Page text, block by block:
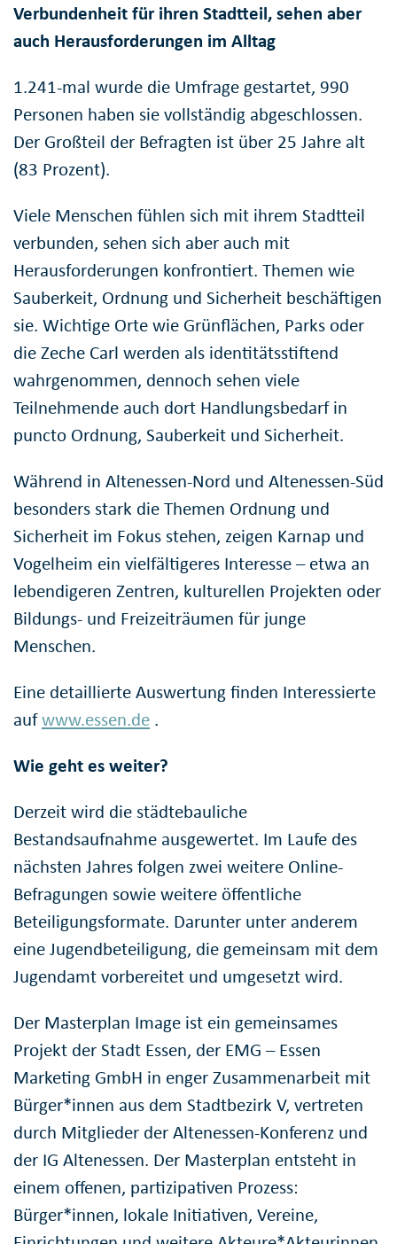
Verbundenheit für ihren Stadtteil, sehen aber
auch Herausforderungen im Alltag
1.241-mal wurde die Umfrage gestartet, 990
Personen haben sie vollständig abgeschlossen.
Der Großteil der Befragten ist über 25 Jahre alt
(83 Prozent).
Viele Menschen fühlen sich mit ihrem Stadtteil
verbunden, sehen sich aber auch mit
Herausforderungen konfrontiert. Themen wie
Sauberkeit, Ordnung und Sicherheit beschäftigen
sie. Wichtige Orte wie Grünflächen, Parks oder
die Zeche Carl werden als identitätsstiftend
wahrgenommen, dennoch sehen viele
Teilnehmende auch dort Handlungsbedarf in
puncto Ordnung, Sauberkeit und Sicherheit.
Während in Altenessen-Nord und Altenessen-Süd
besonders stark die Themen Ordnung und
Sicherheit im Fokus stehen, zeigen Karnap und
Vogelheim ein vielfältigeres Interesse – etwa an
lebendigeren Zentren, kulturellen Projekten oder
Bildungs- und Freizeiträumen für junge
Menschen.
Eine detaillierte Auswertung finden Interessierte
aufwww.essen.de .
Wie geht es weiter?
Derzeit wird die städtebauliche
Bestandsaufnahme ausgewertet. Im Laufe des
nächsten Jahres folgen zwei weitere Online-
Befragungen sowie weitere öffentliche
Beteiligungsformate. Darunter unter anderem
eine Jugendbeteiligung, die gemeinsam mit dem
Jugendamt vorbereitet und umgesetzt wird.
Der Masterplan Image ist ein gemeinsames
Projekt der Stadt Essen, der EMG – Essen
Marketing GmbH in enger Zusammenarbeit mit
Bürger*innen aus dem Stadtbezirk V, vertreten
durch Mitglieder der Altenessen-Konferenz und
der IG Altenessen. Der Masterplan entsteht in
einem offenen, partizipativen Prozess:
Bürger*innen, lokale Initiativen, Vereine,